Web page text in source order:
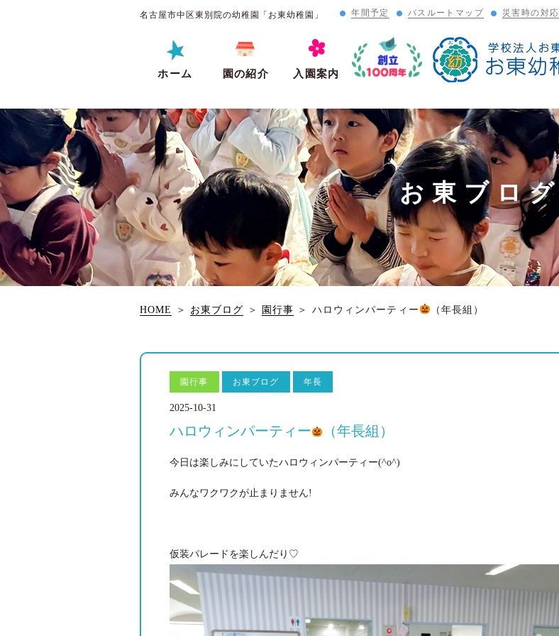
名古屋市中区東別院の幼稚園「お東幼稚園」 年間予定 バスルートマップ 災害時の対応
ホーム 園の紹介 入園案内
お東ブログ
HOME ＞ お東ブログ ＞ 園行事 ＞ ハロウィンパーティー （年長組）
園行事 お東ブログ 年長
2025-10-31
ハロウィンパーティー （年長組）
今日は楽しみにしていたハロウィンパーティー(^o^)
みんなワクワクが止まりません!
仮装パレードを楽しんだり♡